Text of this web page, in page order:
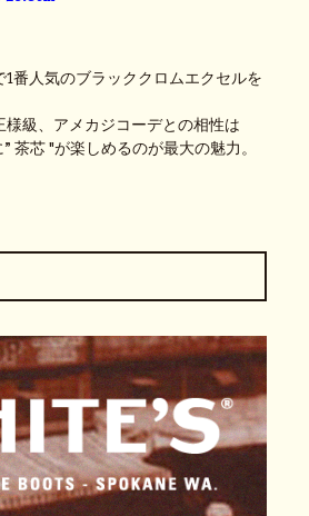
1番人気のブラッククロムエクセルを
様級、アメカジコーデとの相性は
茶芯 "が楽しめるのが最大の魅力。